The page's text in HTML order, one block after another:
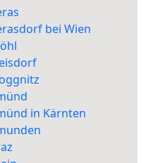
bei Wien
in Kärnten